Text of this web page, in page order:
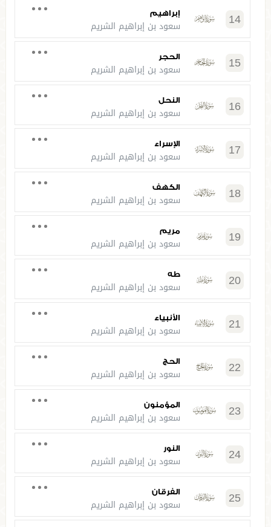
14 إبراهيم
سعود بن إبراهيم الشريم
15 الحجر
سعود بن إبراهيم الشريم
16 النحل
سعود بن إبراهيم الشريم
17 الإسراء
سعود بن إبراهيم الشريم
18 الكهف
سعود بن إبراهيم الشريم
19 مريم
سعود بن إبراهيم الشريم
20 طه
سعود بن إبراهيم الشريم
21 الأنبياء
سعود بن إبراهيم الشريم
22 الحج
سعود بن إبراهيم الشريم
23 المؤمنون
سعود بن إبراهيم الشريم
24 النور
سعود بن إبراهيم الشريم
25 الفرقان
سعود بن إبراهيم الشريم